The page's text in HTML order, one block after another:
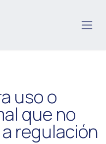
uso o
que no
regulación